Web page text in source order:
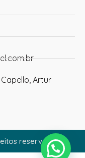
Artur
reservados.